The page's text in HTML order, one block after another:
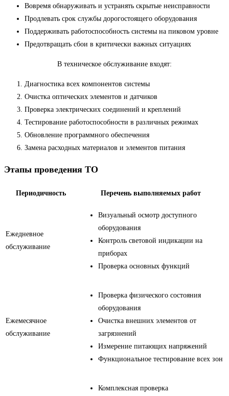
Вовремя обнаруживать и устранять скрытые неисправности
Продлевать срок службы дорогостоящего оборудования
Поддерживать работоспособность системы на пиковом уровне
Предотвращать сбои в критически важных ситуациях
В техническое обслуживание входят:
Диагностика всех компонентов системы
Очистка оптических элементов и датчиков
Проверка электрических соединений и креплений
Тестирование работоспособности в различных режимах
Обновление программного обеспечения
Замена расходных материалов и элементов питания
Этапы проведения ТО
Периодичность Перечень выполняемых работ
Ежедневное
обслуживание
Визуальный осмотр доступного
оборудования
Контроль световой индикации на
приборах
Проверка основных функций
Ежемесячное
обслуживание
Проверка физического состояния
оборудования
Очистка внешних элементов от
загрязнений
Измерение питающих напряжений
Функциональное тестирование всех зон
Комплексная проверка